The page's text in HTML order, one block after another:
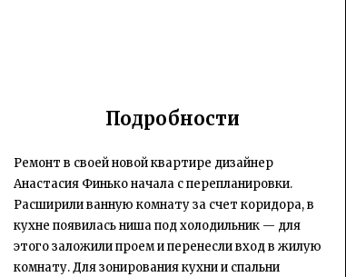
Подробности
Ремонт в своей новой квартире дизайнер
Анастасия Финько начала с перепланировки.
Расширили ванную комнату за счет коридора, в
кухне появилась ниша под холодильник — для
этого заложили проем и перенесли вход в жилую
комнату. Для зонирования кухни и спальни